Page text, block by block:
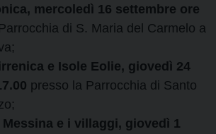
mercoledì 16 settembre ore
di S. Maria del Carmelo a
e Isole Eolie, giovedì 24
presso la Parrocchia di Santo
e i villaggi, giovedì 1